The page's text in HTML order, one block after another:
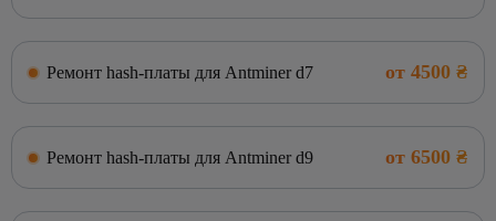
Ремонт hash-платы для Antminer d7 от 4500 ₴
Ремонт hash-платы для Antminer d9 от 6500 ₴